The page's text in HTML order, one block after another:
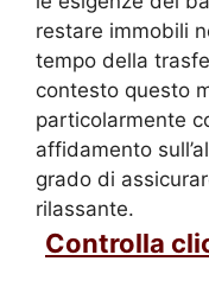
restare immobili
tempo della
contesto questo
particolarmente
affidamento
grado di
rilassante.
Controlla